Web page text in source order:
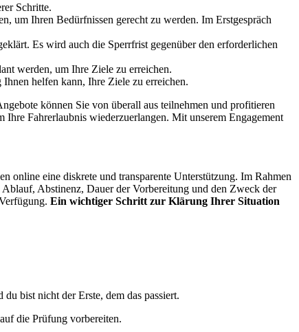
Schritte.
um Ihren Bedürfnissen gerecht zu werden. Im Erstgespräch
Es wird auch die Sperrfrist gegenüber den erforderlichen
werden, um Ihre Ziele zu erreichen.
helfen kann, Ihre Ziele zu erreichen.
können Sie von überall aus teilnehmen und profitieren
Fahrerlaubnis wiederzuerlangen. Mit unserem Engagement
online eine diskrete und transparente Unterstützung. Im Rahmen
Abstinenz, Dauer der Vorbereitung und den Zweck der
Ein wichtiger Schritt zur Klärung Ihrer Situation
bist nicht der Erste, dem das passiert.
die Prüfung vorbereiten.